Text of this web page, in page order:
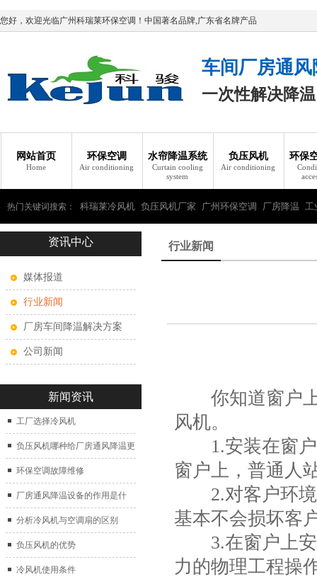
您好，欢迎光临广州科瑞莱环保空调！中国著名品牌,广东省名牌产品
车间厂房通
一次性解决降
网站首页
Home
环保空调
Air conditioning
水帘降温系统
Curtain cooling
system
负压风机
Air conditioning
环保
热门关键词搜索： 科瑞莱冷风机 负压风机厂家 广州环保空调 厂房降温 工
瑞莱环保空调资讯中心
媒体报道
行业新闻
厂房车间降温解决方案
公司新闻
新闻资讯
工厂选择冷风机
负压风机哪种给厂房通风降温更
好？
环保空调故障维修
厂房通风降温设备的作用是什
么？
分析冷风机与空调扇的区别
负压风机的优势
冷风机使用条件
行业新闻
你知道窗户上
风机。
1.安装在窗户
窗户上，普通人
2.对客户环境
基本不会损坏客
3.在窗户上安
力的物理工程操